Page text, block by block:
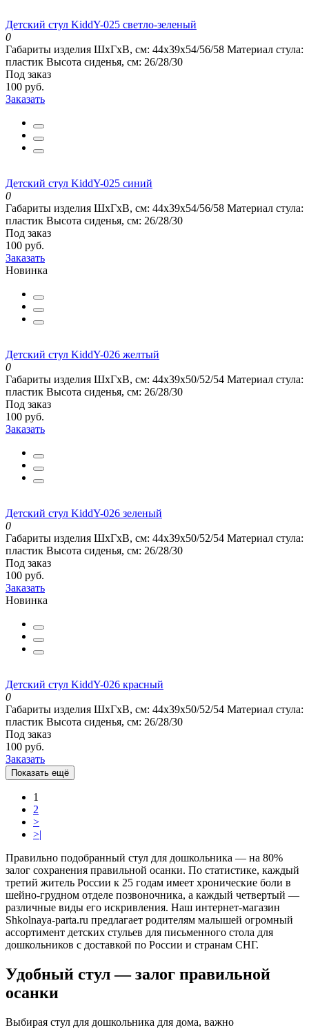
Детский стул KiddY-025 светло-зеленый
0
Габариты изделия ШхГхВ, см: 44x39x54/56/58 Материал стула:
пластик Высота сиденья, см: 26/28/30
Под заказ
100 руб.
Заказать
Детский стул KiddY-025 синий
0
Габариты изделия ШхГхВ, см: 44x39x54/56/58 Материал стула:
пластик Высота сиденья, см: 26/28/30
Под заказ
100 руб.
Заказать
Новинка
Детский стул KiddY-026 желтый
0
Габариты изделия ШхГхВ, см: 44x39x50/52/54 Материал стула:
пластик Высота сиденья, см: 26/28/30
Под заказ
100 руб.
Заказать
Детский стул KiddY-026 зеленый
0
Габариты изделия ШхГхВ, см: 44x39x50/52/54 Материал стула:
пластик Высота сиденья, см: 26/28/30
Под заказ
100 руб.
Заказать
Новинка
Детский стул KiddY-026 красный
0
Габариты изделия ШхГхВ, см: 44x39x50/52/54 Материал стула:
пластик Высота сиденья, см: 26/28/30
Под заказ
100 руб.
Заказать
Показать ещё
1
2
>
>|
Правильно подобранный стул для дошкольника — на 80%
залог сохранения правильной осанки. По статистике, каждый
третий житель России к 25 годам имеет хронические боли в
шейно-грудном отделе позвоночника, а каждый четвертый —
различные виды его искривления. Наш интернет-магазин
Shkolnaya-parta.ru предлагает родителям малышей огромный
ассортимент детских стульев для письменного стола для
дошкольников с доставкой по России и странам СНГ.
Удобный стул — залог правильной
осанки
Выбирая стул для дошкольника для дома, важно